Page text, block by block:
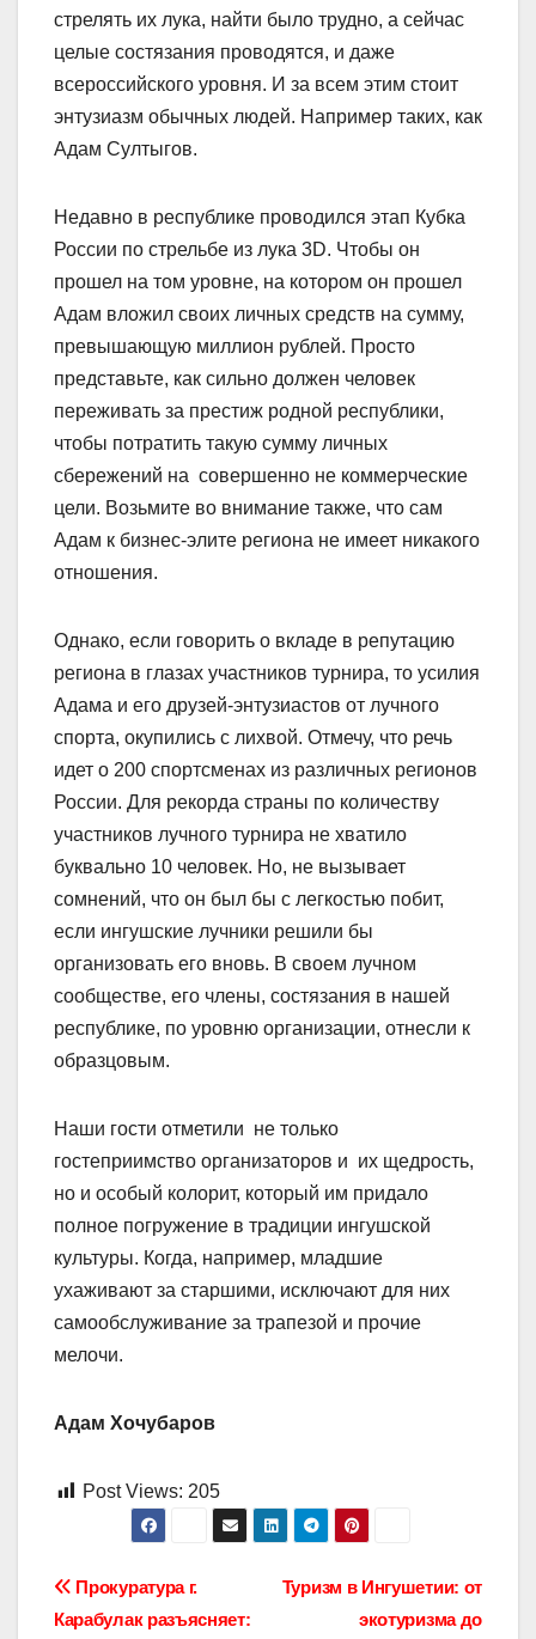
стрелять их лука, найти было трудно, а сейчас
целые состязания проводятся, и даже
всероссийского уровня. И за всем этим стоит
энтузиазм обычных людей. Например таких, как
Адам Султыгов.
Недавно в республике проводился этап Кубка
России по стрельбе из лука 3D. Чтобы он
прошел на том уровне, на котором он прошел
Адам вложил своих личных средств на сумму,
превышающую миллион рублей. Просто
представьте, как сильно должен человек
переживать за престиж родной республики,
чтобы потратить такую сумму личных
сбережений на совершенно не коммерческие
цели. Возьмите во внимание также, что сам
Адам к бизнес-элите региона не имеет никакого
отношения.
Однако, если говорить о вкладе в репутацию
региона в глазах участников турнира, то усилия
Адама и его друзей-энтузиастов от лучного
спорта, окупились с лихвой. Отмечу, что речь
идет о 200 спортсменах из различных регионов
России. Для рекорда страны по количеству
участников лучного турнира не хватило
буквально 10 человек. Но, не вызывает
сомнений, что он был бы с легкостью побит,
если ингушские лучники решили бы
организовать его вновь. В своем лучном
сообществе, его члены, состязания в нашей
республике, по уровню организации, отнесли к
образцовым.
Наши гости отметили не только
гостеприимство организаторов и их щедрость,
но и особый колорит, который им придало
полное погружение в традиции ингушской
культуры. Когда, например, младшие
ухаживают за старшими, исключают для них
самообслуживание за трапезой и прочие
мелочи.
Адам Хочубаров
Post Views: 205
Навигация
Туризм в Ингушетии: от
экотуризма до
Прокуратура г.
Карабулак разъясняет: